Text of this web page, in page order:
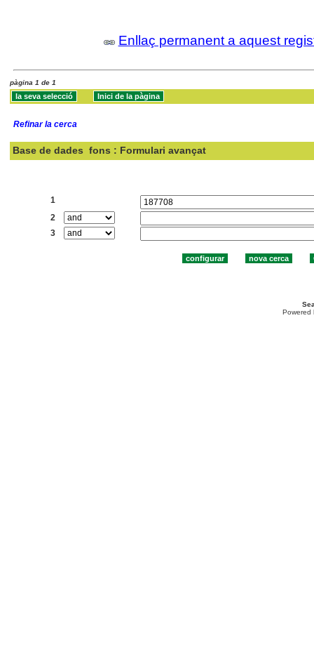
Enllaç permanent a aquest
pàgina 1 de 1
Refinar la cerca
Base de dades fons : Formulari avançat
1
2
3